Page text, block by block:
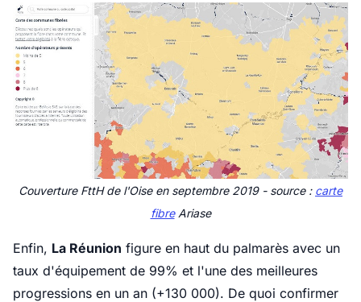
Couverture FttH de l'Oise en septembre 2019 - source : carte
fibreAriase
Enfin, La Réunion figure en haut du palmarès avec un
taux d'équipement de 99% et l'une des meilleures
progressions en un an (+130 000). De quoi confirmer